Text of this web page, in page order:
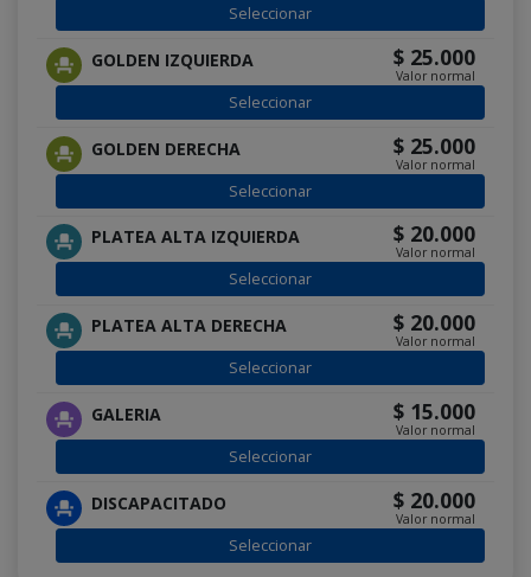
Seleccionar
GOLDEN IZQUIERDA $ 25.000
Valor normal
Seleccionar
GOLDEN DERECHA $ 25.000
Valor normal
Seleccionar
PLATEA ALTA IZQUIERDA $ 20.000
Valor normal
Seleccionar
PLATEA ALTA DERECHA $ 20.000
Valor normal
Seleccionar
GALERIA $ 15.000
Valor normal
Seleccionar
DISCAPACITADO $ 20.000
Valor normal
Seleccionar